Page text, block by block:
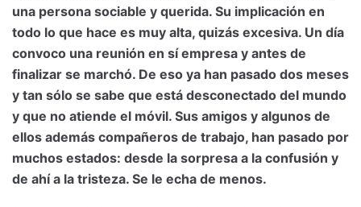
una persona sociable y querida. Su implicación en
todo lo que hace es muy alta, quizás excesiva. Un día
convoco una reunión en sí empresa y antes de
finalizar se marchó. De eso ya han pasado dos meses
y tan sólo se sabe que está desconectado del mundo
y que no atiende el móvil. Sus amigos y algunos de
ellos además compañeros de trabajo, han pasado por
muchos estados: desde la sorpresa a la confusión y
de ahí a la tristeza. Se le echa de menos.